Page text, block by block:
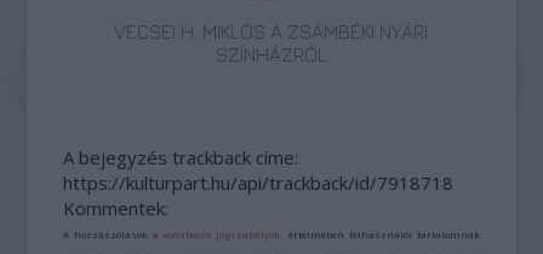
VECSEI H. MIKLÓS A ZSÁMBÉKI NYÁRI
SZÍNHÁZRÓL
A bejegyzés trackback címe:
https://kulturpart.hu/api/trackback/id/7918718
Kommentek:
A hozzászólások avonatkozó jogszabályok értelmében felhasználói tartalomnak